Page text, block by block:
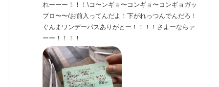
れーーー！！！\コ〜ンギョ〜コンギョ〜コンギョガッ
プロ〜〜/お前入ってんだよ！下がれっつんでんだろ！
ぐんまワンデーパスありがとー！！！！さよーならァ
ーー！！！！